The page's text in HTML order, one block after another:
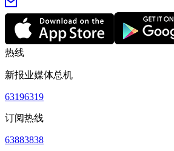
热线
新报业媒体总机
63196319
订阅热线
63883838